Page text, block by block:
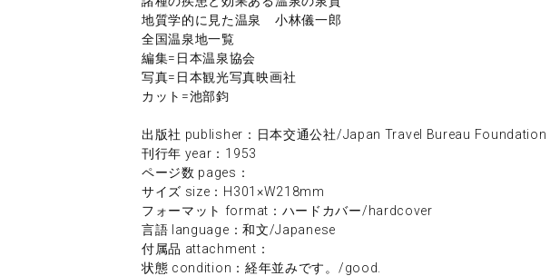
地質学的に見た温泉 小林儀一郎
全国温泉地一覧
編集=日本温泉協会
写真=日本観光写真映画社
カット=池部鈞
出版社 publisher：日本交通公社/Japan Travel Bureau Foundation
刊行年 year：1953
ページ数 pages：
サイズ size：H301×W218mm
フォーマット format：ハードカバー/hardcover
言語 language：和文/Japanese
付属品 attachment：
状態 condition：経年並みです。/good.